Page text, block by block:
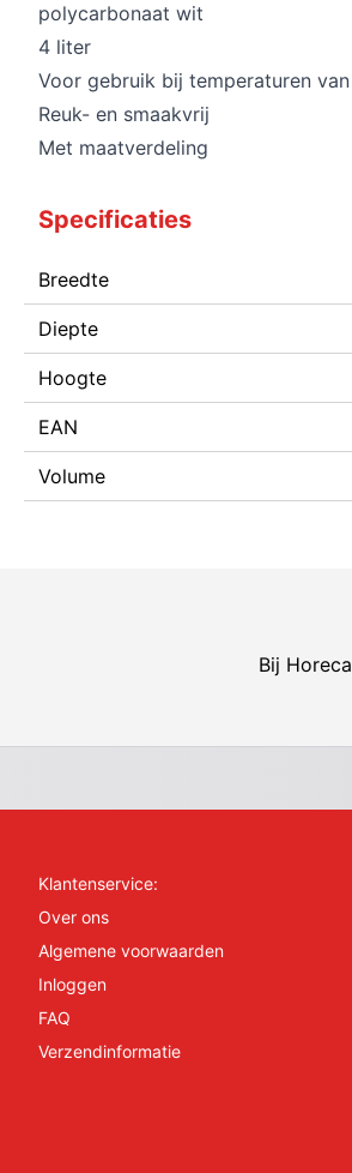
polycarbonaat wit
4 liter
Voor gebruik bij temperaturen
Reuk- en smaakvrij
Met maatverdeling
Specificaties
Breedte
Diepte
Hoogte
EAN
Volume
Bij
Klantenservice:
Over ons
Algemene voorwaarden
Inloggen
FAQ
Verzendinformatie